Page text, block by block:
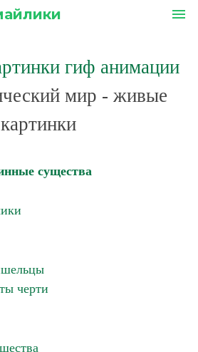
menu
гиф анимации
мир - живые
картинки
существа
черти